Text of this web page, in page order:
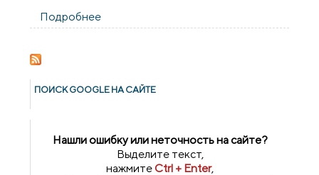
Подробнее
второе место в номинации
ПОИСК GOОGLE НА САЙТЕ
Нашли ошибку или неточность на сайте?
Выделите текст,
нажмитеCtrl + Enter,